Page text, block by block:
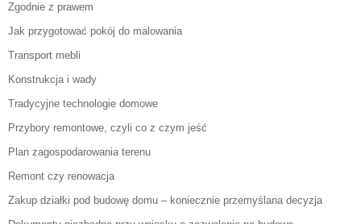
Zgodnie z prawem
Jak przygotować pokój do malowania
Transport mebli
Konstrukcja i wady
Tradycyjne technologie domowe
Przybory remontowe, czyli co z czym jeść
Plan zagospodarowania terenu
Remont czy renowacja
Zakup działki pod budowę domu – koniecznie przemyślana decyzja